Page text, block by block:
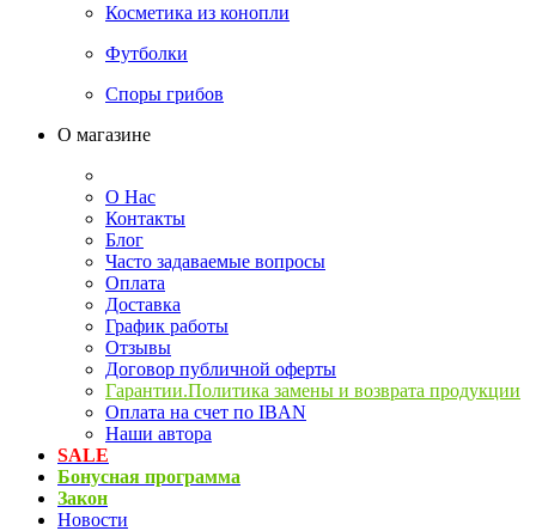
Косметика из конопли
Футболки
Споры грибов
О магазине
О Нас
Контакты
Блог
Часто задаваемые вопросы
Оплата
Доставка
График работы
Отзывы
Договор публичной оферты
Гарантии.Политика замены и возврата продукции
Оплата на счет по IBAN
Наши автора
SALE
Бонусная программа
Закон
Новости